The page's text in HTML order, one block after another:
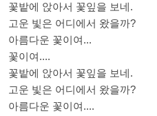
꽃밭에 앉아서 꽃잎을 보네.
고운 빛은 어디에서 왔을까?
아름다운 꽃이여...
꽃이여....
꽃밭에 앉아서 꽃잎을 보네.
고운 빛은 어디에서 왔을까?
아름다운 꽃이여....